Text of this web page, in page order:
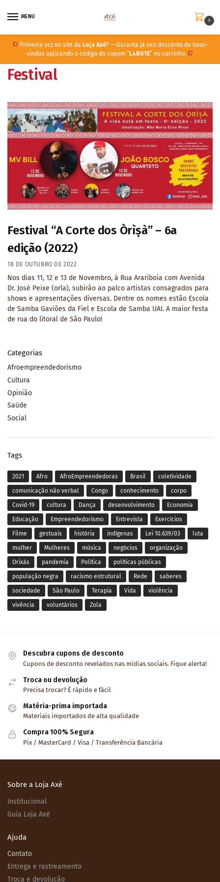
MENU
0
Primeira vez no site da Loja Axé? — Garanta já seu desconto de boas-
vindas aplicando o código do cupom “ L4R01E” no carrinho.
Festival
Festival “A Corte dos Òrìṣà” – 6a
edição (2022)
18 DE OUTUBRO DE 2022
Nos dias 11, 12 e 13 de Novembro, à Rua Arariboia com Avenida
Dr. José Peixe (orla), subirão ao palco artistas consagrados para
shows e apresentações diversas. Dentre os nomes estão Escola
de Samba Gaviões da Fiel e Escola de Samba UAI. A maior festa
de rua do litoral de São Paulo!
Categorias
Afroempreendedorismo
Cultura
Opinião
Saúde
Social
Tags
2021 Afro AfroEmpreendedoras Brasil coletividade
comunicação não verbal Congo conhecimento corpo
Covid-19 cultura Dança desenvolvimento Economia
Educação Empreendedorismo Entrevista Exercícios
Filme gestuais história indígenas Lei 10.639/03 luta
mulher Mulheres música negócios organização
Orixás pandemia Política políticas públicas
população negra racismo estrutural Rede saberes
sociedade São Paulo Terapia Vida violência
vivência voluntários Zola
Descubra cupons de desconto
Cupons de desconto revelados nas mídias sociais. Fique alerta!
Troca ou devolução
Precisa trocar? É rápido e fácil
Matéria-prima importada
Materiais importados de alta qualidade
Compra 100% Segura
Pix / MasterCard / Visa / Transferência Bancária
Sobre a Loja Axé
Institucional
Guia Loja Axé
Ajuda
Contato
Entrega e rastreamento
Troca e devolução